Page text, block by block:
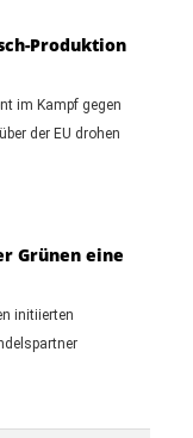
Produktion
im Kampf gegen
der EU drohen
Grünen eine
initiierten